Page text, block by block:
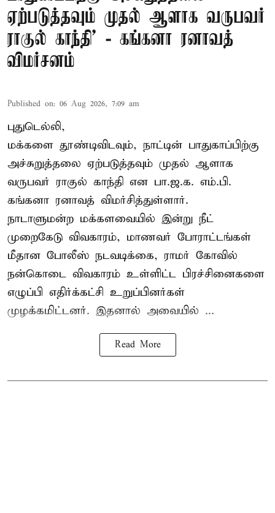
ஏற்படுத்தவும் முதல் ஆளாக வருபவர்
ராகுல் காந்தி’ - கங்கனா ரனாவத்
விமர்சனம்
Published on: 06 Aug 2026, 7:09 am
புதுடெல்லி,
மக்களை தூண்டிவிடவும், நாட்டின் பாதுகாப்பிற்கு
அச்சுறுத்தலை ஏற்படுத்தவும் முதல் ஆளாக
வருபவர் ராகுல் காந்தி என பா.ஜ.க. எம்.பி.
கங்கனா ரனாவத் விமர்சித்துள்ளார்.
நாடாளுமன்ற மக்களவையில் இன்று நீட்
முறைகேடு விவகாரம், மாணவர் போராட்டங்கள்
மீதான போலீஸ் நடவடிக்கை, ராமர் கோவில்
நன்கொடை விவகாரம் உள்ளிட்ட பிரச்சினைகளை
எழுப்பி எதிர்க்கட்சி உறுப்பினர்கள்
முழக்கமிட்டனர். இதனால் அவையில் ...
Read More